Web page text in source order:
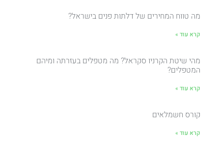
מה טווח המחירים של דלתות פנים בישראל?
קרא עוד »
מהי שיטת הקרניו סקראל? מה מטפלים בעזרתה ומיהם
המטפלים?
קרא עוד »
קורס חשמלאים
קרא עוד »